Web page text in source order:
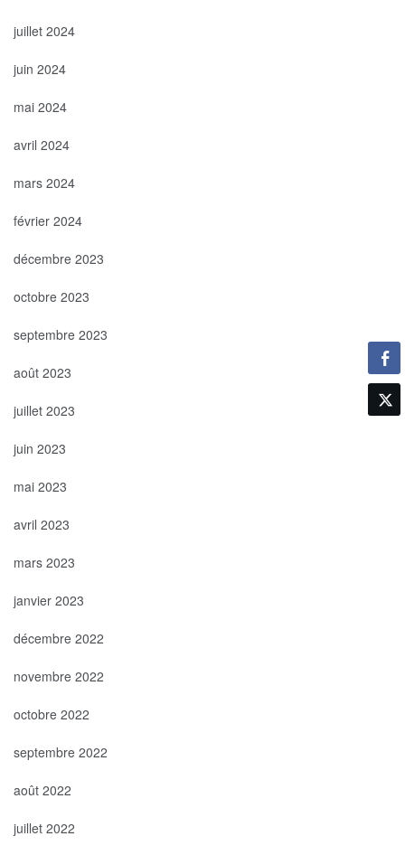
juillet 2024
juin 2024
mai 2024
avril 2024
mars 2024
février 2024
décembre 2023
octobre 2023
septembre 2023
août 2023
juillet 2023
juin 2023
mai 2023
avril 2023
mars 2023
janvier 2023
décembre 2022
novembre 2022
octobre 2022
septembre 2022
août 2022
juillet 2022